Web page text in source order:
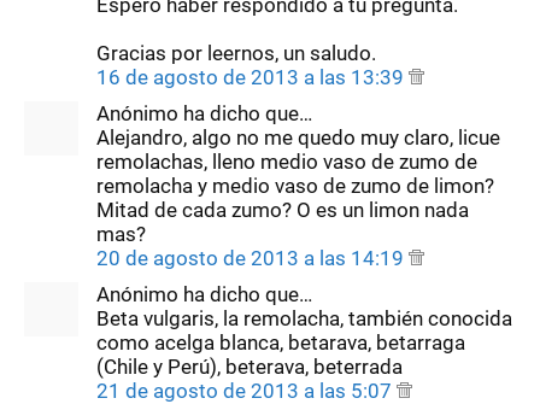
Gracias por leernos, un saludo.
16 de agosto de 2013 a las 13:39
Anónimo ha dicho que…
Alejandro, algo no me quedo muy claro, licue
remolachas, lleno medio vaso de zumo de
remolacha y medio vaso de zumo de limon?
Mitad de cada zumo? O es un limon nada
mas?
20 de agosto de 2013 a las 14:19
Anónimo ha dicho que…
Beta vulgaris, la remolacha, también conocida
como acelga blanca, betarava, betarraga
(Chile y Perú), beterava, beterrada
21 de agosto de 2013 a las 5:07